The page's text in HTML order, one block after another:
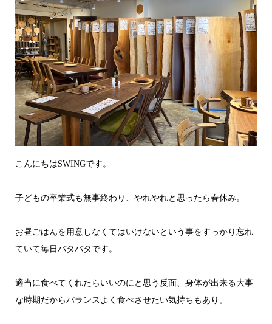
こんにちはSWINGです。
子どもの卒業式も無事終わり、やれやれと思ったら春休み。
お昼ごはんを用意しなくてはいけないという事をすっかり忘れ
ていて毎日バタバタです。
適当に食べてくれたらいいのにと思う反面、身体が出来る大事
な時期だからバランスよく食べさせたい気持ちもあり。